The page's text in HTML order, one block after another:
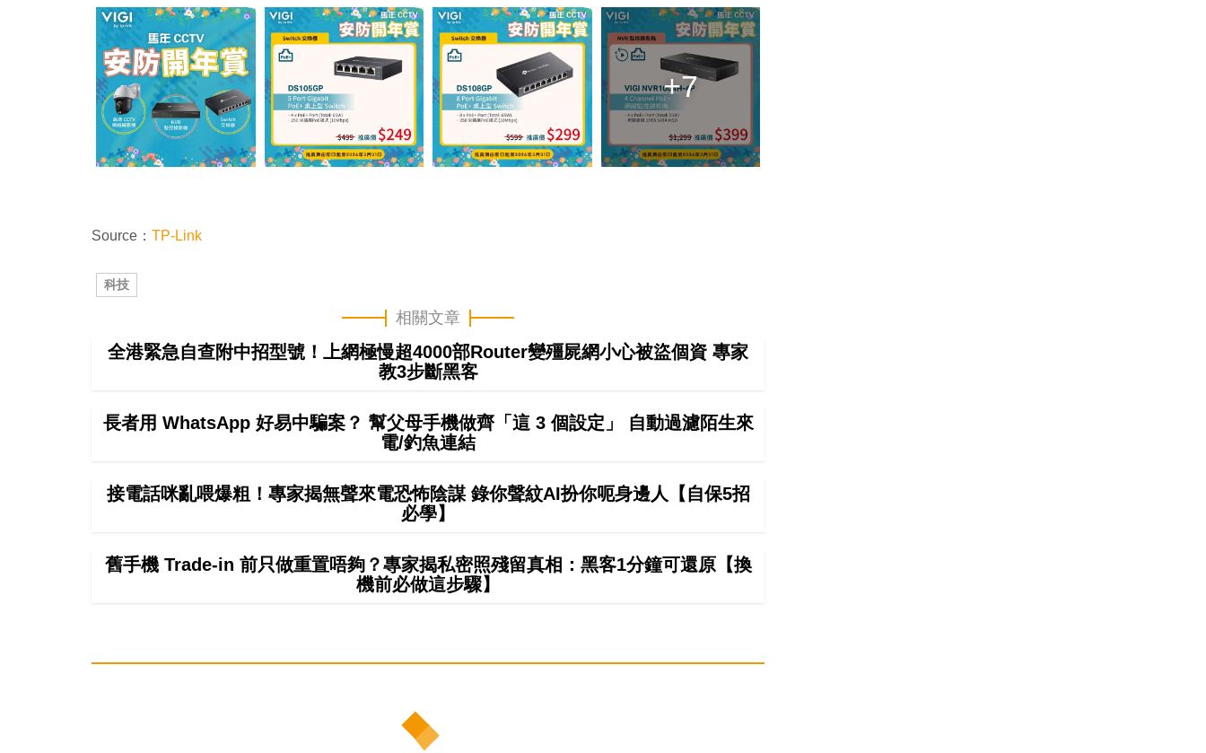
+7
Source： TP-Link
科技
相關文章
全港緊急自查附中招型號！上網極慢超4000部Router變殭屍網小心被盜個資 專家
教3步斷黑客
長者用 WhatsApp 好易中騙案？ 幫父母手機做齊「這 3 個設定」 自動過濾陌生來
電/釣魚連結
接電話咪亂喂爆粗！專家揭無聲來電恐怖陰謀 錄你聲紋AI扮你呃身邊人【自保5招
必學】
舊手機 Trade-in 前只做重置唔夠？專家揭私密照殘留真相：黑客1分鐘可還原【換
機前必做這步驟】